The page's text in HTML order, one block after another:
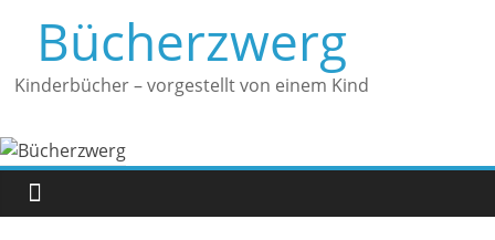
Inhalt
springenBücherzwerg
Kinderbücher – vorgestellt von einem Kind